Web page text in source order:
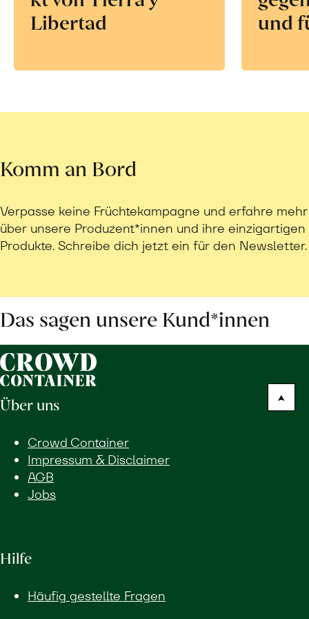
Libertad
und
Komm an Bord
Verpasse keine Früchtekampagne und erfahre mehr
über unsere Produzent*innen und ihre einzigartigen
Produkte. Schreibe dich jetzt ein für den Newsletter.
Das sagen unsere Kund*innen
Über uns
Crowd Container
Impressum & Disclaimer
AGB
Jobs
Hilfe
Häufig gestellte Fragen